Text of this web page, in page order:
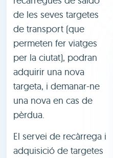
de les seves targetes
de transport (que
permeten fer viatges
per la ciutat), podran
adquirir una nova
targeta, i demanar-ne
una nova en cas de
pèrdua.
El servei de recàrrega i
adquisició de targetes